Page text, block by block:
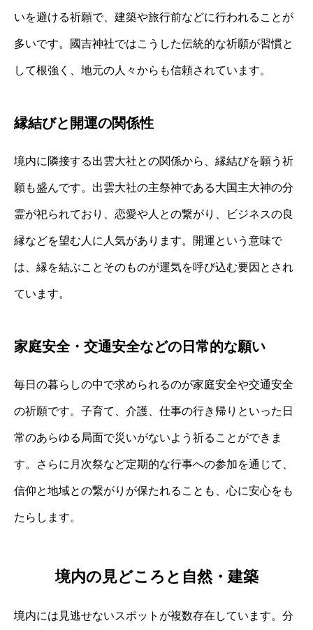
いを避ける祈願で、建築や旅行前などに行われることが
多いです。國吉神社ではこうした伝統的な祈願が習慣と
して根強く、地元の人々からも信頼されています。
縁結びと開運の関係性
境内に隣接する出雲大社との関係から、縁結びを願う祈
願も盛んです。出雲大社の主祭神である大国主大神の分
霊が祀られており、恋愛や人との繋がり、ビジネスの良
縁などを望む人に人気があります。開運という意味で
は、縁を結ぶことそのものが運気を呼び込む要因とされ
ています。
家庭安全・交通安全などの日常的な願い
毎日の暮らしの中で求められるのが家庭安全や交通安全
の祈願です。子育て、介護、仕事の行き帰りといった日
常のあらゆる局面で災いがないよう祈ることができま
す。さらに月次祭など定期的な行事への参加を通じて、
信仰と地域との繋がりが保たれることも、心に安心をも
たらします。
境内の見どころと自然・建築
境内には見逃せないスポットが複数存在しています。分